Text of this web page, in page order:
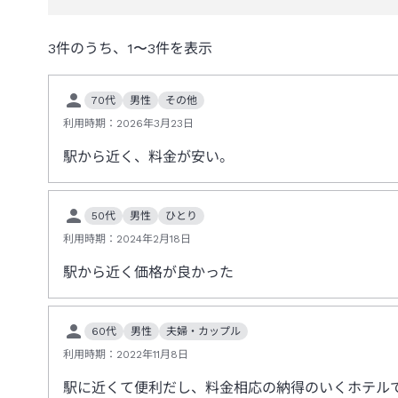
3件のうち、 1〜3件を表示
70代 男性
その他
利用時期： 2026年3月23日
駅から近く、料金が安い。
50代 男性
ひとり
利用時期： 2024年2月18日
駅から近く価格が良かった
60代 男性
夫婦・カップル
利用時期： 2022年11月8日
駅に近くて便利だし、料金相応の納得のいくホテル